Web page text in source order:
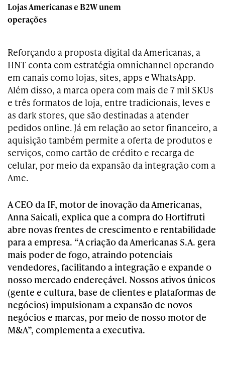
Lojas Americanas e B2W unem
operações
Reforçando a proposta digital da Americanas, a
HNT conta com estratégia omnichannel operando
em canais como lojas, sites, apps e WhatsApp.
Além disso, a marca opera com mais de 7 mil SKUs
e três formatos de loja, entre tradicionais, leves e
as dark stores, que são destinadas a atender
pedidos online. Já em relação ao setor financeiro, a
aquisição também permite a oferta de produtos e
serviços, como cartão de crédito e recarga de
celular, por meio da expansão da integração com a
Ame.
A CEO da IF, motor de inovação da Americanas,
Anna Saicali, explica que a compra do Hortifruti
abre novas frentes de crescimento e rentabilidade
para a empresa. “A criação da Americanas S.A. gera
mais poder de fogo, atraindo potenciais
vendedores, facilitando a integração e expande o
nosso mercado endereçável. Nossos ativos únicos
(gente e cultura, base de clientes e plataformas de
negócios) impulsionam a expansão de novos
negócios e marcas, por meio de nosso motor de
M&A”, complementa a executiva.